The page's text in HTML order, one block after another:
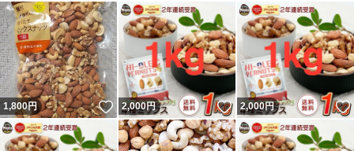
1,800円 いいね！
2,000円 いいね！
2,000円